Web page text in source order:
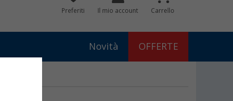
Preferiti Il mio account Carrello
Novità OFFERTE